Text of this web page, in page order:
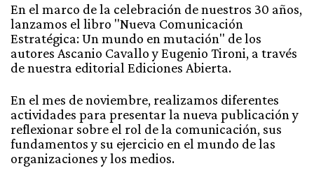
En el marco de la celebración de nuestros 30 años,
lanzamos el libro "Nueva Comunicación
Estratégica: Un mundo en mutación" de los
autores Ascanio Cavallo y Eugenio Tironi, a través
de nuestra editorial Ediciones Abierta.
En el mes de noviembre, realizamos diferentes
actividades para presentar la nueva publicación y
reflexionar sobre el rol de la comunicación, sus
fundamentos y su ejercicio en el mundo de las
organizaciones y los medios.